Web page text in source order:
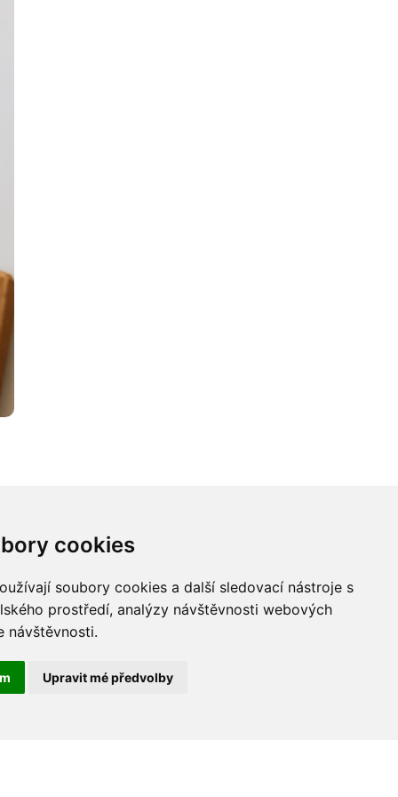
cookies
soubory cookies a další sledovací nástroje s
prostředí, analýzy návštěvnosti webových
návštěvnosti.
Upravit mé předvolby